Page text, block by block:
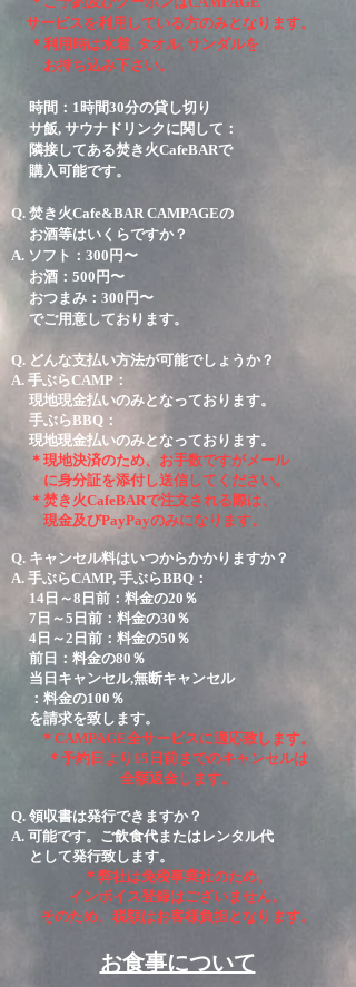
サービスを利用している方のみとなります。
＊利用時は水着, タオル, サンダルを
お持ち込み下さい。
時間：1時間30分の貸し切り
サ飯, サウナドリンクに関して：
隣接してある焚き火CafeBARで
購入可能です。
Q. 焚き火Cafe&BAR CAMPAGEの
お酒等はいくらですか？
A. ソフト：300円〜
お酒：500円〜
おつまみ：300円〜
でご用意しております。
Q. どんな支払い方法が可能でしょうか？
A. 手ぶらCAMP：
現地現金払いのみとなっております。
手ぶらBBQ：
現地現金払いのみとなっております。
＊現地決済のため、お手数ですがメール
に身分証を添付し送信してください。
＊焚き火CafeBARで注文される際は、
現金及びPayPayのみになります。
Q. キャンセル料はいつからかかりますか？
A. 手ぶらCAMP, 手ぶらBBQ：
14日～8日前：料金の20％
7 日～5 日前：料金の30％
4日～2日前：料金の50％
前日：料金の80％
当日 キャンセル,無断キャンセル
：料金の100％​
を請求を致します。
＊ CAMPAGE全サービスに適応致します。
＊ 予約日より15日前までのキャンセルは
全額返金します。
Q. 領収書は発行できますか？
A. 可能です。ご飲食代またはレンタル代
として発行致します。
＊弊社は免税事業社のため、
インボイス登録はございません。
そのため、税額はお客様負担となります。
お食事について